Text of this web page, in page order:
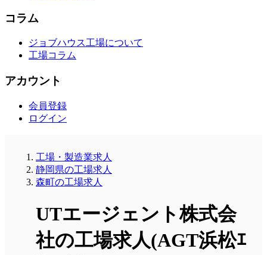
コラム
ジョブハウス工場について
工場コラム
アカウント
会員登録
ログイン
工場・製造業求人
静岡県の工場求人
森町の工場求人
UTエージェント株式会
社の工場求人(AGT浜松ｴ